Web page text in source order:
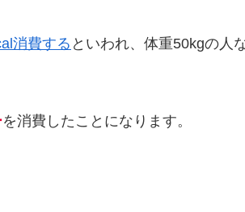
消費する といわれ、体重50kgの人
を消費したことになります。